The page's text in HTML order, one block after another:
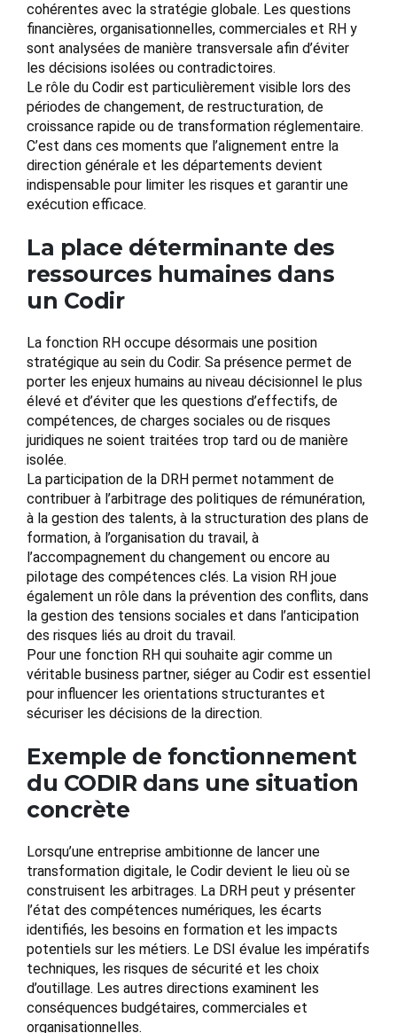
cohérentes avec la stratégie globale. Les questions
financières, organisationnelles, commerciales et RH y
sont analysées de manière transversale afin d’éviter
les décisions isolées ou contradictoires.
Le rôle du Codir est particulièrement visible lors des
périodes de changement, de restructuration, de
croissance rapide ou de transformation réglementaire.
C’est dans ces moments que l’alignement entre la
direction générale et les départements devient
indispensable pour limiter les risques et garantir une
exécution efficace.
La place déterminante des
ressources humaines dans
un Codir
La fonction RH occupe désormais une position
stratégique au sein du Codir. Sa présence permet de
porter les enjeux humains au niveau décisionnel le plus
élevé et d’éviter que les questions d’effectifs, de
compétences, de charges sociales ou de risques
juridiques ne soient traitées trop tard ou de manière
isolée.
La participation de la DRH permet notamment de
contribuer à l’arbitrage des politiques de rémunération,
à la gestion des talents, à la structuration des plans de
formation, à l’organisation du travail, à
l’accompagnement du changement ou encore au
pilotage des compétences clés. La vision RH joue
également un rôle dans la prévention des conflits, dans
la gestion des tensions sociales et dans l’anticipation
des risques liés au droit du travail.
Pour une fonction RH qui souhaite agir comme un
véritable business partner, siéger au Codir est essentiel
pour influencer les orientations structurantes et
sécuriser les décisions de la direction.
Exemple de fonctionnement
du CODIR dans une situation
concrète
Lorsqu’une entreprise ambitionne de lancer une
transformation digitale, le Codir devient le lieu où se
construisent les arbitrages. La DRH peut y présenter
l’état des compétences numériques, les écarts
identifiés, les besoins en formation et les impacts
potentiels sur les métiers. Le DSI évalue les impératifs
techniques, les risques de sécurité et les choix
d’outillage. Les autres directions examinent les
conséquences budgétaires, commerciales et
organisationnelles.